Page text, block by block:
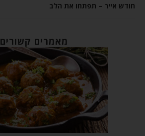
חודש אייר – תפתחו את הלב
מאמרים קשורים